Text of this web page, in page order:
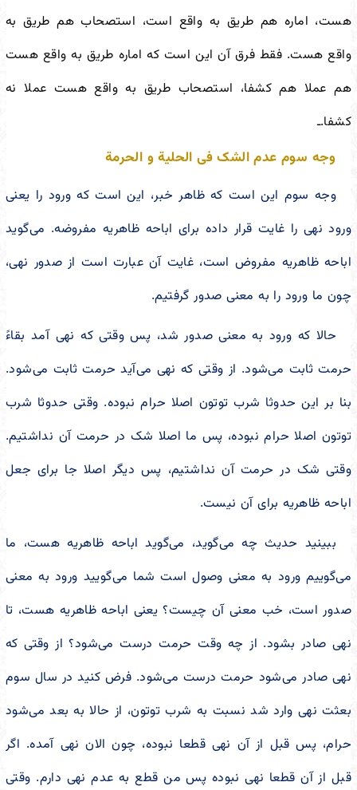
هست، اماره هم طریق به واقع است، استصحاب هم طریق به
واقع هست. فقط فرق آن این است که اماره طریق به واقع هست
هم عملا هم کشفا، استصحاب طریق به واقع هست عملا نه
کشفا.ـ
وجه سوم عدم الشک فی الحلیة و الحرمة
وجه سوم این است که ظاهر خبر، این است که ورود را یعنی
ورود نهی را غایت قرار داده برای اباحه ظاهریه مفروضه. می‌گوید
اباحه ظاهریه مفروض است، غایت آن عبارت است از صدور نهی،
چون ما ورود را به معنی صدور گرفتیم.
حالا که ورود به معنی صدور شد، پس وقتی که نهی آمد بقاءً
حرمت ثابت می‌شود. از وقتی که نهی می‌آید حرمت ثابت می‌شود.
بنا بر این حدوثا شرب توتون اصلا حرام نبوده. وقتی حدوثا شرب
توتون اصلا حرام نبوده، پس ما اصلا شک در حرمت آن نداشتیم.
وقتی شک در حرمت آن نداشتیم، پس دیگر اصلا جا برای جعل
اباحه ظاهریه برای آن نیست.
ببینید حدیث چه می‌گوید، می‌گوید اباحه ظاهریه هست، ما
می‌گوییم ورود به معنی وصول است شما می‌گویید ورود به معنی
صدور است، خب معنی آن چیست؟ یعنی اباحه ظاهریه هست، تا
نهی صادر بشود. از چه وقت حرمت درست می‌شود؟ از وقتی که
نهی صادر می‌شود حرمت درست می‌شود. فرض کنید در سال سوم
بعثت نهی وارد شد نسبت به شرب توتون، از حالا به بعد می‌شود
حرام، پس قبل از آن نهی قطعا نبوده، چون الان نهی آمده. اگر
قبل از آن قطعا نهی نبوده پس من قطع به عدم نهی دارم. وقتی